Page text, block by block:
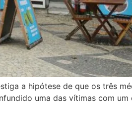
a hipótese de que os três
uma das vítimas com um